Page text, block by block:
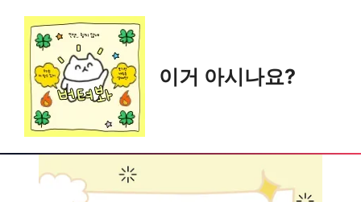
content
이거 아시나요?